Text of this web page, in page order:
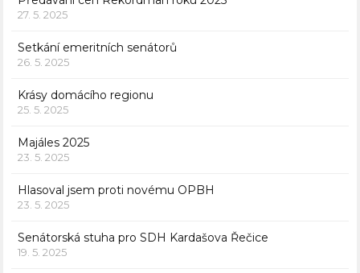
27. 5. 2025
Setkání emeritních senátorů
26. 5. 2025
Krásy domácího regionu
25. 5. 2025
Majáles 2025
23. 5. 2025
Hlasoval jsem proti novému OPBH
23. 5. 2025
Senátorská stuha pro SDH Kardašova Řečice
19. 5. 2025